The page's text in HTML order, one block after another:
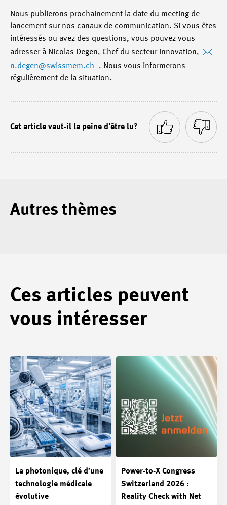
Nous publierons prochainement la date du meeting de
lancement sur nos canaux de communication. Si vous êtes
intéressés ou avez des questions, vous pouvez vous
adresser à Nicolas Degen, Chef du secteur Innovation,
n.degen@swissmem.ch
. Nous vous informerons
régulièrement de la situation.
Cet article vaut-il la peine d'être lu?
Autres thèmes
Ces articles peuvent
vous intéresser
La photonique, clé d’une
technologie médicale
évolutive
Power-to-X Congress
Switzerland 2026 :
Reality Check with Net